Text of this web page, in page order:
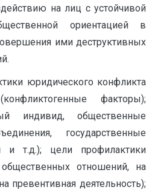
на лиц с устой­чивой
ориентацией в
ими деструктивных
юридического конфликта
факторы);
индивид, общественные
государственные
и т.д.); цели профилактики
отношений, на
превентивная деятельность);